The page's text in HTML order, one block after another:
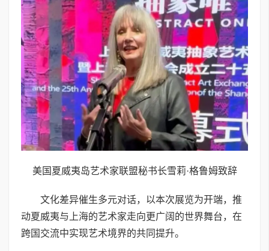
美国夏威夷岛艺术家联盟秘书长雪莉·格鲁姆致辞
文化差异催生多元对话，以本次展览为开端，推
动夏威夷与上海的艺术家走向更广阔的世界舞台，在
跨国交流中实现艺术境界的共同提升。